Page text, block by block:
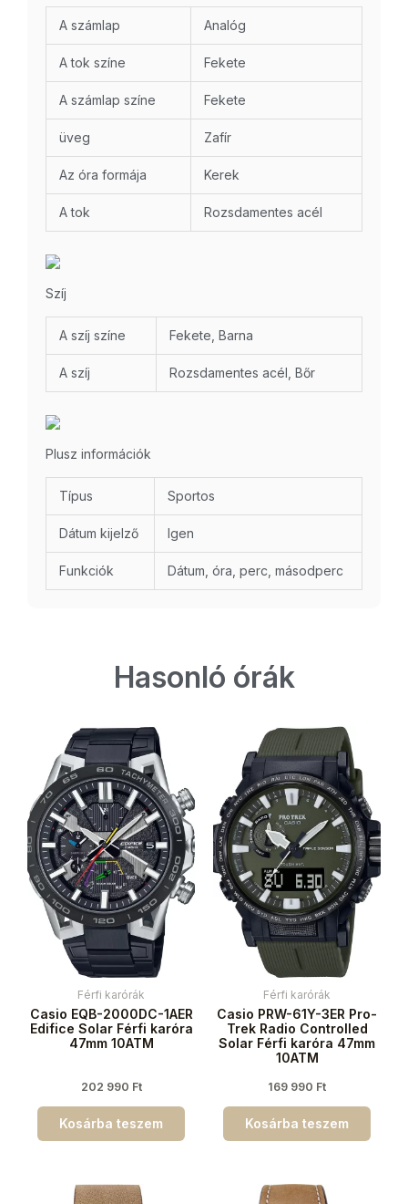
A számlap Analóg
A tok színe Fekete
A számlap színe Fekete
üveg Zafír
Az óra formája Kerek
A tok Rozsdamentes acél
Szíj
A szíj színe Fekete, Barna
A szíj Rozsdamentes acél, Bőr
Plusz információk
Típus Sportos
Dátum kijelző Igen
Funkciók Dátum, óra, perc, másodperc
Hasonló órák
Férfi karórák
Casio EQB-2000DC-1AER
Edifice Solar Férfi karóra
47mm 10ATM
202 990 Ft
Kosárba teszem
Férfi karórák
Casio PRW-61Y-3ER Pro-
Trek Radio Controlled
Solar Férfi karóra 47mm
10ATM
169 990 Ft
Kosárba teszem